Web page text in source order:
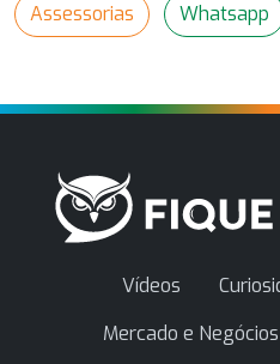
Assessorias Whatsapp
Vídeos
Mercado e Negócios